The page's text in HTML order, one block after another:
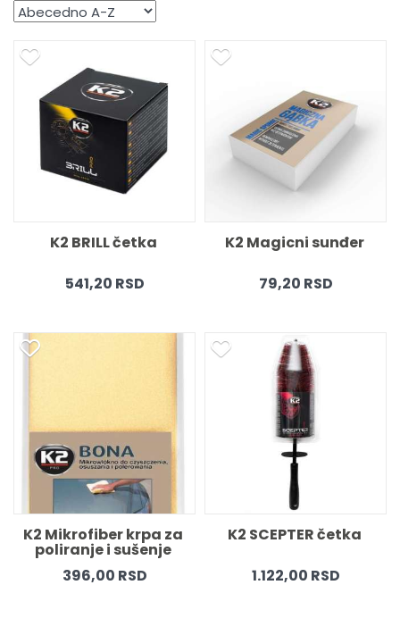
K2 BRILL četka
541,20 RSD
K2 Magicni sunđer
79,20 RSD
K2 Mikrofiber krpa za
poliranje i sušenje
40x40 žuta
396,00 RSD
K2 SCEPTER četka
1.122,00 RSD